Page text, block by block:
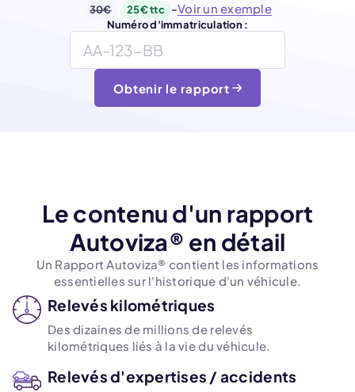
30€ 25€ ttc -Voir un exemple
Numéro d'immatriculation :
Obtenir le rapport
Le contenu d'un rapport
Autoviza® en détail
Un Rapport Autoviza® contient les informations
essentielles sur l'historique d'un véhicule.
Relevés kilométriques
Des dizaines de millions de relevés
kilométriques liés à la vie du véhicule.
Relevés d'expertises / accidents